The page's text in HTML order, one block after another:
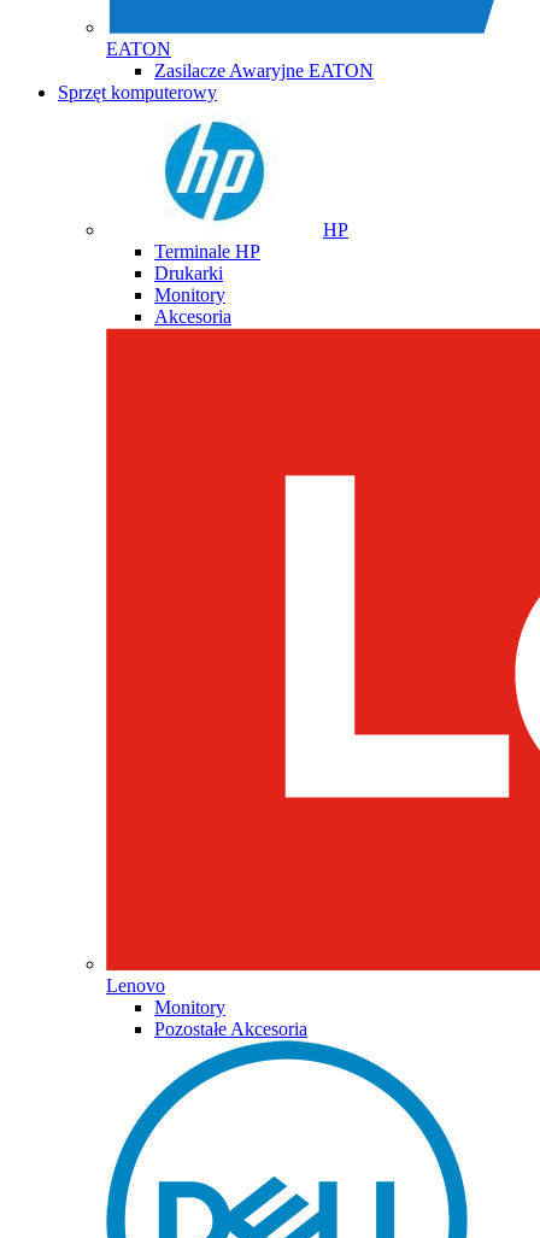
EATON
Zasilacze Awaryjne EATON
Sprzęt komputerowy
HP
Terminale HP
Drukarki
Monitory
Akcesoria
Lenovo
Monitory
Pozostałe Akcesoria